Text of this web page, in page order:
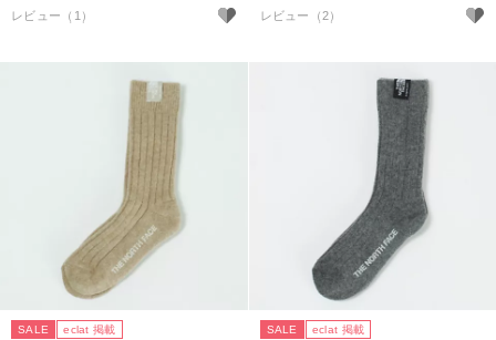
レビュー（1） レビュー（2）
SALE eclat 掲載 SALE eclat 掲載